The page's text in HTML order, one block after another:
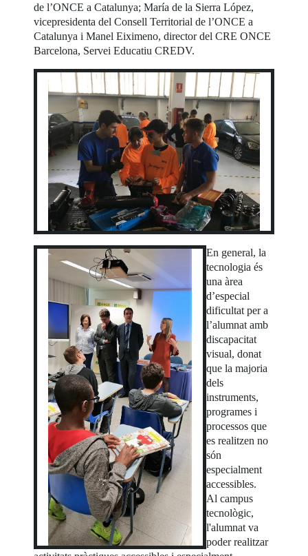
de l’ONCE a Catalunya; María de la Sierra López,
vicepresidenta del Consell Territorial de l’ONCE a
Catalunya i Manel Eiximeno, director del CRE ONCE
Barcelona, Servei Educatiu CREDV.
En general, la
tecnologia és
una àrea
d’especial
dificultat per a
l’alumnat amb
discapacitat
visual, donat
que la majoria
dels
instruments,
programes i
processos que
es realitzen no
són
especialment
accessibles.
Al campus
tecnològic,
l'alumnat va
poder realitzar